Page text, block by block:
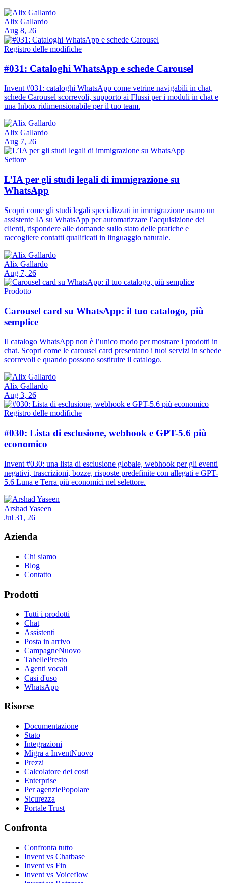
Alix Gallardo
Aug 8, 26
Registro delle modifiche
#031: Cataloghi WhatsApp e schede Carousel
Invent #031: cataloghi WhatsApp come vetrine navigabili in chat,
schede Carousel scorrevoli, supporto ai Flussi per i moduli in chat e
una Inbox ridimensionabile per il tuo team.
Alix Gallardo
Aug 7, 26
Settore
L’IA per gli studi legali di immigrazione su
WhatsApp
Scopri come gli studi legali specializzati in immigrazione usano un
assistente IA su WhatsApp per automatizzare l’acquisizione dei
clienti, rispondere alle domande sullo stato delle pratiche e
raccogliere contatti qualificati in linguaggio naturale.
Alix Gallardo
Aug 7, 26
Prodotto
Carousel card su WhatsApp: il tuo catalogo, più
semplice
Il catalogo WhatsApp non è l’unico modo per mostrare i prodotti in
chat. Scopri come le carousel card presentano i tuoi servizi in schede
scorrevoli e quando possono sostituire il catalogo.
Alix Gallardo
Aug 3, 26
Registro delle modifiche
#030: Lista di esclusione, webhook e GPT-5.6 più
economico
Invent #030: una lista di esclusione globale, webhook per gli eventi
negativi, trascrizioni, bozze, risposte predefinite con allegati e GPT-
5.6 Luna e Terra più economici nel selettore.
Arshad Yaseen
Jul 31, 26
Azienda
Chi siamo
Blog
Contatto
Prodotti
Tutti i prodotti
Chat
Assistenti
Posta in arrivo
CampagneNuovo
TabellePresto
Agenti vocali
Casi d'uso
WhatsApp
Risorse
Documentazione
Stato
Integrazioni
Migra a InventNuovo
Prezzi
Calcolatore dei costi
Enterprise
Per agenziePopolare
Sicurezza
Portale Trust
Confronta
Confronta tutto
Invent vs Chatbase
Invent vs Fin
Invent vs Voiceflow